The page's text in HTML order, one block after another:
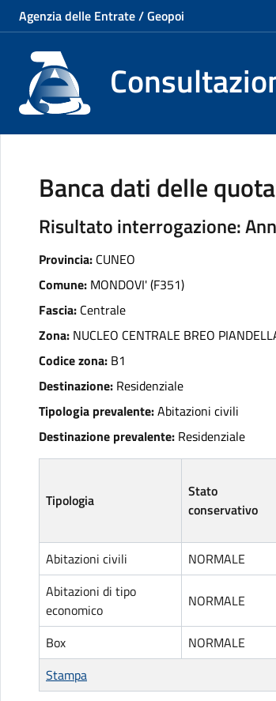
Agenzia delle Entrate / Geopoi
Banca dati delle
Risultato interrogazione:
Provincia: CUNEO
Comune: MONDOVI' (F351)
Fascia: Centrale
Zona: NUCLEO CENTRALE BREO
Codice zona: B1
Destinazione: Residenziale
Tipologia prevalente:Abitazioni civili
Destinazione prevalente: Residenziale
Tipologia
Stato
conservativo
Abitazioni civili
NORMALE
Abitazioni di tipo
economico
NORMALE
Box NORMALE
Stampa